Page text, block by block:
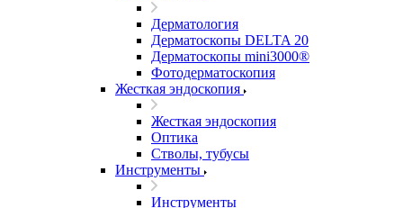
Дерматология
Дерматоскопы DELTA 20
Дерматоскопы mini3000®
Фотодерматоскопия
Жесткая эндоскопия
Жесткая эндоскопия
Оптика
Стволы, тубусы
Инструменты
Инструменты